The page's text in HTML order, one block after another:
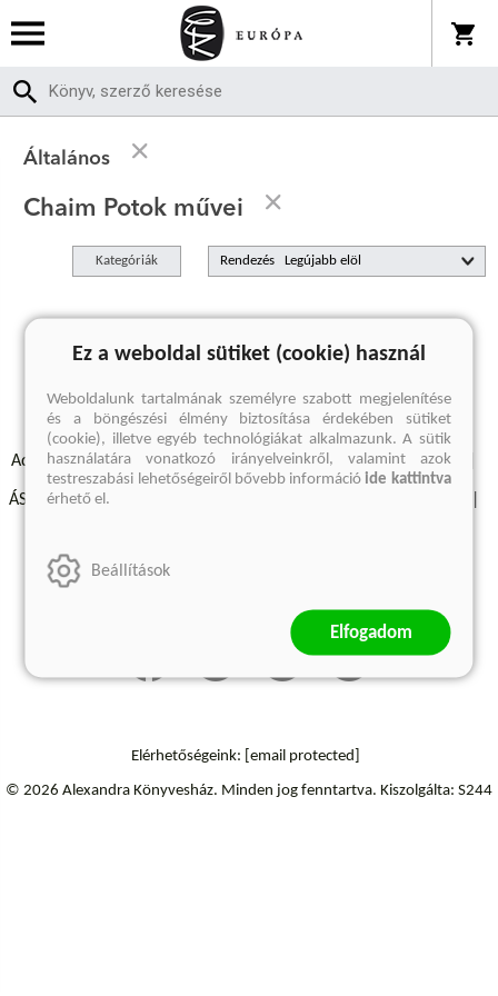
Általános
Chaim Potok művei
Kategóriák Rendezés
A keresett kifejezésre nincs találat
Adatvédelmi szabályzatok Elállási felmondási nyilatkozat
ÁSZF - Vásárlási feltételek
Szállítási információk
Elérhetőségeink: [email protected]
© 2026 Alexandra Könyvesház. Minden jog fenntartva. Kiszolgálta: S244
Ez a weboldal sütiket (cookie) használ
Weboldalunk tartalmának személyre szabott megjelenítése
és a böngészési élmény biztosítása érdekében sütiket
(cookie), illetve egyéb technológiákat alkalmazunk. A sütik
használatára vonatkozó irányelveinkről, valamint azok
testreszabási lehetőségeiről bővebb információide kattintva
érhető el.
Beállítások
Elfogadom